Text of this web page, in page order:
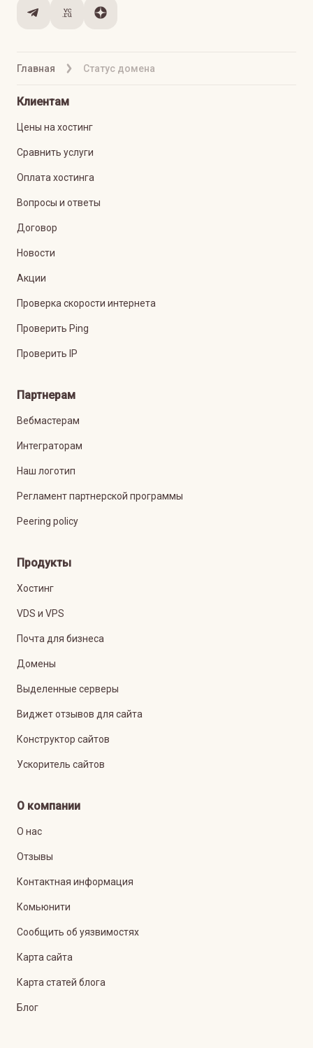
Главная Статус домена
Клиентам
Цены на хостинг
Сравнить услуги
Оплата хостинга
Вопросы и ответы
Договор
Новости
Акции
Проверка скорости интернета
Проверить Ping
Проверить IP
Партнерам
Вебмастерам
Интеграторам
Наш логотип
Регламент партнерской программы
Peering policy
Продукты
Хостинг
VDS и VPS
Почта для бизнеса
Домены
Выделенные серверы
Виджет отзывов для сайта
Конструктор сайтов
Ускоритель сайтов
О компании
О нас
Отзывы
Контактная информация
Комьюнити
Сообщить об уязвимостях
Карта сайта
Карта статей блога
Блог